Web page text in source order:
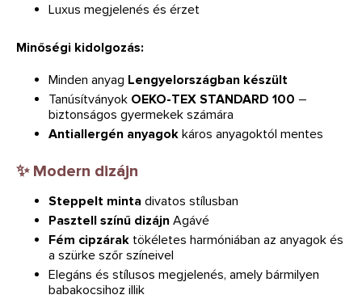
Luxus megjelenés és érzet
Minőségi kidolgozás:
Minden anyag Lengyelországban készült
Tanúsítványok OEKO-TEX STANDARD 100 –
biztonságos gyermekek számára
Antiallergén anyagok káros anyagoktól mentes
✨ Modern dizájn
Steppelt minta divatos stílusban
Pasztell színű dizájn Agávé
Fém cipzárak tökéletes harmóniában az anyagok és
a szürke szőr színeivel
Elegáns és stílusos megjelenés, amely bármilyen
babakocsihoz illik